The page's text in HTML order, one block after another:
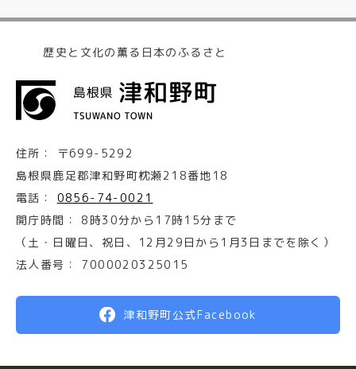
歴史と文化の薫る日本のふるさと
住所：
〒699-5292
島根県鹿足郡津和野町枕瀬218番地18
電話：
0856-74-0021
開庁時間：
8時30分から17時15分まで
（土・日曜日、祝日、12月29日から1月3日までを除く）
法人番号：
7000020325015
津和野町公式Facebook